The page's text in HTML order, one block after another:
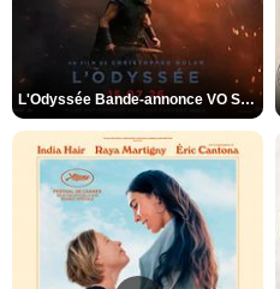
L'Odyssée Bande-annonce VO STFR